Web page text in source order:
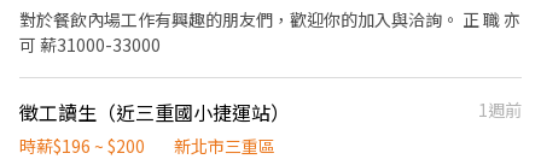
對於餐飲內場工作有興趣的朋友們，歡迎你的加入與洽詢。 正 職 亦
可 薪31000-33000
徵工讀生（近三重國小捷運站）
1週前
時薪$196 ~ $200
新北市三重區